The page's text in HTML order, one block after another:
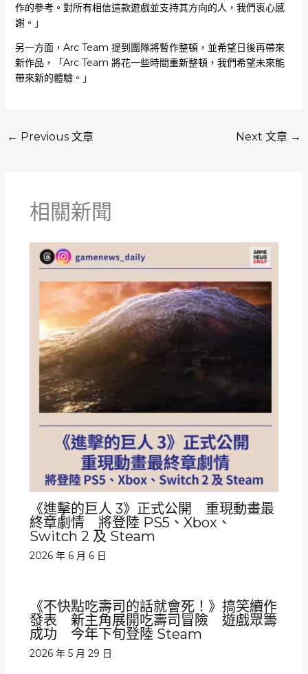
作的參考。對所有相信這款遊戲並支持其方向的人，我們衷心感
謝。」
另一方面，Arc Team 提到團隊將暫作整頓，並希望日後再帶來
新作品，「Arc Team 將花一些時間重新整頓，我們希望未來能
帶來新的體驗。」
← Previous 文章 Next 文章 →
相關新聞
《進擊的巨人 3》正式公開 重現動畫最
終章劇情 將登陸 PS5、Xbox、
Switch 2 及 Steam
2026 年 6 月 6 日
《不快點吃壽司的話就會死！》搞笑續作
發表 新主角展開吃壽司冒險 遊戲眾籌
成功 今年下旬登陸 Steam
2026 年 5 月 29 日